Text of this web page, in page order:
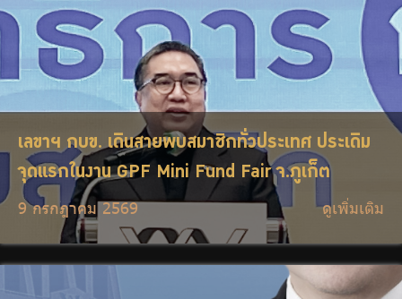
เลขาฯ กบข. เดินสายพบสมาชิกทั่วประเทศ ประเดิม
จุดแรกในงาน GPF Mini Fund Fair จ.ภูเก็ต
9 กรกฎาคม 2569 ดูเพิ่มเติม